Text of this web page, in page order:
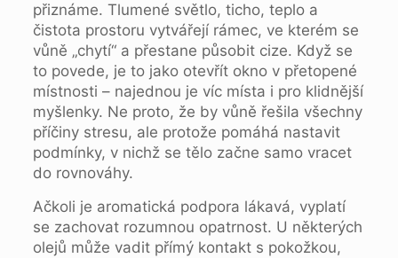
přiznáme. Tlumené světlo, ticho, teplo a
čistota prostoru vytvářejí rámec, ve kterém se
vůně „chytí“ a přestane působit cize. Když se
to povede, je to jako otevřít okno v přetopené
místnosti – najednou je víc místa i pro klidnější
myšlenky. Ne proto, že by vůně řešila všechny
příčiny stresu, ale protože pomáhá nastavit
podmínky, v nichž se tělo začne samo vracet
do rovnováhy.
Ačkoli je aromatická podpora lákavá, vyplatí
se zachovat rozumnou opatrnost. U některých
olejů může vadit přímý kontakt s pokožkou,